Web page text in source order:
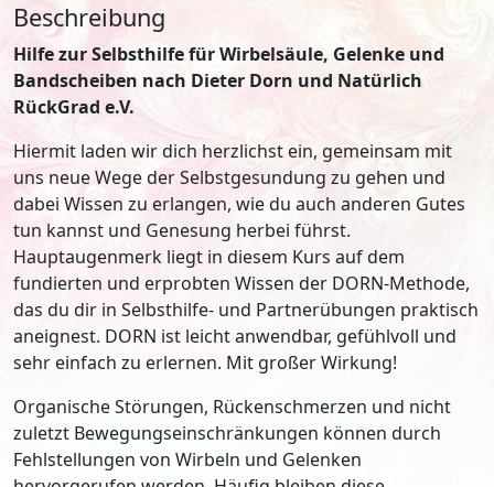
Beschreibung
Hilfe zur Selbsthilfe für Wirbelsäule, Gelenke und
Bandscheiben nach Dieter Dorn und Natürlich
RückGrad e.V.
Hiermit laden wir dich herzlichst ein, gemeinsam mit
uns neue Wege der Selbstgesundung zu gehen und
dabei Wissen zu erlangen, wie du auch anderen Gutes
tun kannst und Genesung herbei führst.
Hauptaugenmerk liegt in diesem Kurs auf dem
fundierten und erprobten Wissen der DORN-Methode,
das du dir in Selbsthilfe- und Partnerübungen praktisch
aneignest. DORN ist leicht anwendbar, gefühlvoll und
sehr einfach zu erlernen. Mit großer Wirkung!
Organische Störungen, Rückenschmerzen und nicht
zuletzt Bewegungseinschränkungen können durch
Fehlstellungen von Wirbeln und Gelenken